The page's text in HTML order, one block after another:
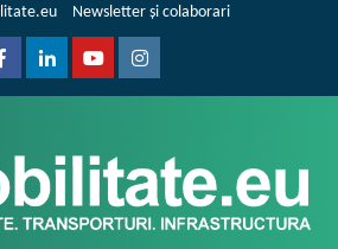
Newsletter și colaborari
FacebookLinkedinYoutubeInstagram